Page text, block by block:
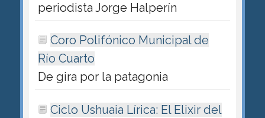
periodista Jorge Halperín
Coro Polifónico Municipal de
Río Cuarto
De gira por la patagonia
Ciclo Ushuaia Lírica: El Elixir del